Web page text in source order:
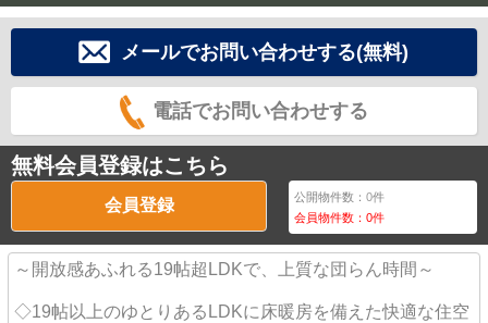
メールでお問い合わせする(無料)
電話でお問い合わせする
無料会員登録はこちら
会員登録 公開物件数：0件
会員物件数：0件
～開放感あふれる19帖超LDKで、上質な団らん時間～
◇19帖以上のゆとりあるLDKに床暖房を備えた快適な住空